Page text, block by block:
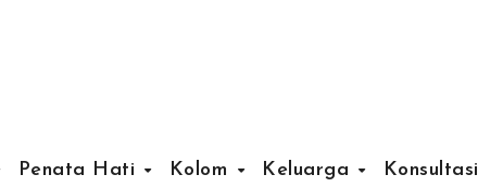
Penata Hati Kolom Keluarga Konsultasi